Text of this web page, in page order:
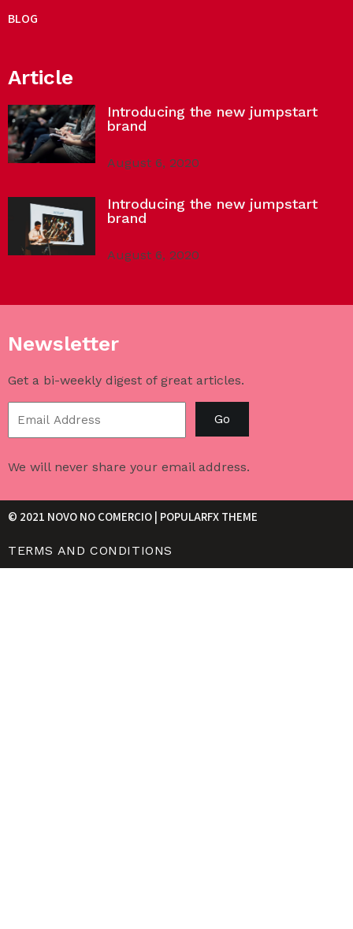
BLOG
Article
Introducing the new jumpstart
brand
August 6, 2020
Introducing the new jumpstart
brand
August 6, 2020
Newsletter
Get a bi-weekly digest of great articles.
Go
We will never share your email address.
© 2021 NOVO NO COMERCIO | POPULARFX THEME
TERMS AND CONDITIONS